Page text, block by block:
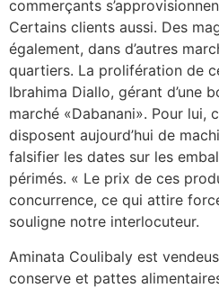
commerçants
Certains clients aussi. Des
également, dans d’autres
quartiers. La prolifération de
Ibrahima Diallo, gérant d’une
marché «Dabanani». Pour lui,
disposent aujourd’hui de
falsifier les dates sur les
périmés. « Le prix de ces
concurrence, ce qui attire
souligne notre interlocuteur.
Aminata Coulibaly est
conserve et pattes